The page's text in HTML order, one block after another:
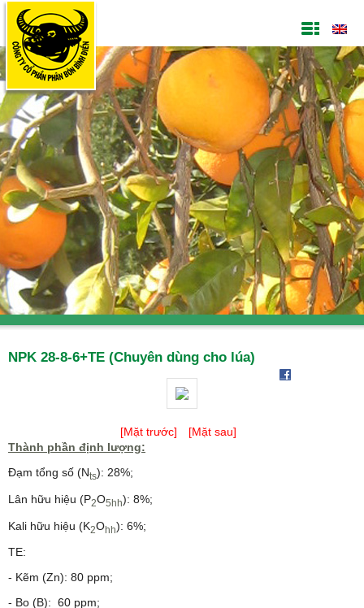
NPK 28-8-6+TE (Chuyên dùng cho lúa)
[Mặt trước]
[Mặt sau]
Thành phần định lượng:
Đạm tổng số (Nts): 28%;
Lân hữu hiệu (P2O5hh): 8%;
Kali hữu hiệu (K2Ohh): 6%;
TE:
- Kẽm (Zn): 80 ppm;
- Bo (B): 60 ppm;